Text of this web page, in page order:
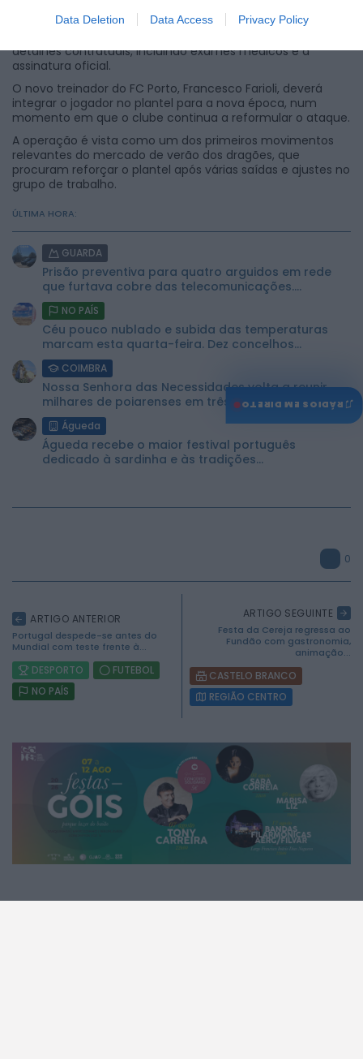
Data Deletion Data Access Privacy Policy
2026 Mundial FM. Todos os direitos reservados.
10 golos em 32 jogos ao serviço do Elche na La Liga, deverá
detalhes contratuais, incluindo exames médicos e a
assinatura oficial.
O novo treinador do FC Porto, Francesco Farioli, deverá
integrar o jogador no plantel para a nova época, num
momento em que o clube continua a reformular o ataque.
A operação é vista como um dos primeiros movimentos
relevantes do mercado de verão dos dragões, que
procuram reforçar o plantel após várias saídas e ajustes no
grupo de trabalho.
ÚLTIMA HORA:
GUARDA
Prisão preventiva para quatro arguidos em rede
que furtava cobre das telecomunicações....
NO PAÍS
Céu pouco nublado e subida das temperaturas
marcam esta quarta-feira. Dez concelhos...
COIMBRA
Nossa Senhora das Necessidades volta a reunir
milhares de poiarenses em três...
Águeda
Águeda recebe o maior festival português
dedicado à sardinha e às tradições...
0
ARTIGO ANTERIOR
Portugal despede-se antes do
Mundial com teste frente à...
DESPORTO
FUTEBOL
NO PAÍS
ARTIGO SEGUINTE
Festa da Cereja regressa ao
Fundão com gastronomia,
animação...
CASTELO BRANCO
REGIÃO CENTRO
♫
RÁDIOS EM DIRETO